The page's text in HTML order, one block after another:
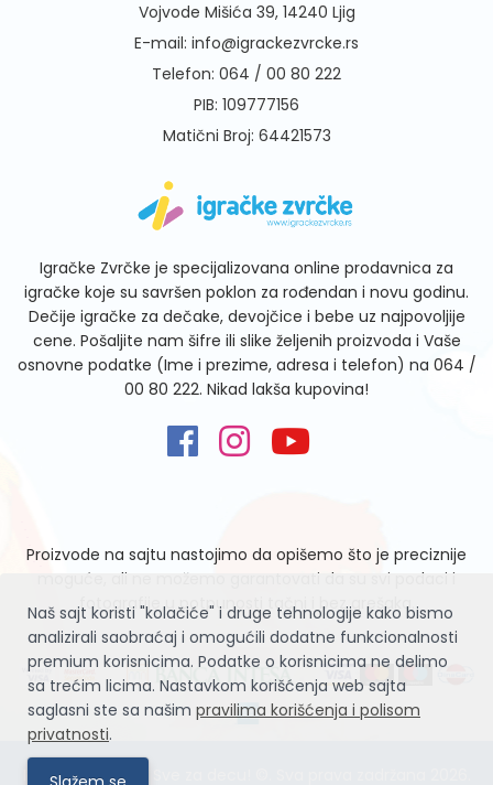
Naš sajt koristi "kolačiće" i druge tehnologije kako bismo
analizirali saobraćaj i omogućili dodatne funkcionalnosti
premium korisnicima. Podatke o korisnicima ne delimo
sa trećim licima. Nastavkom korišćenja web sajta
saglasni ste sa našim pravilima korišćenja i polisom
privatnosti.
Vojvode Mišića 39, 14240 Ljig
E-mail: info@igrackezvrcke.rs
Telefon: 064 / 00 80 222
PIB: 109777156
Matični Broj: 64421573
Igračke Zvrčke je specijalizovana online prodavnica za
igračke koje su savršen poklon za rođendan i novu godinu.
Dečije igračke za dečake, devojčice i bebe uz najpovoljije
cene. Pošaljite nam šifre ili slike željenih proizvoda i Vaše
osnovne podatke (Ime i prezime, adresa i telefon) na 064 /
00 80 222. Nikad lakša kupovina!
Proizvode na sajtu nastojimo da opišemo što je preciznije
moguće, ali ne možemo garantovati da su svi podaci i
fotografije u potpunosti tačni i bez grešaka.
Igračke Zvrčke – Sve za decu! ©. Sva prava zadržana 2026.